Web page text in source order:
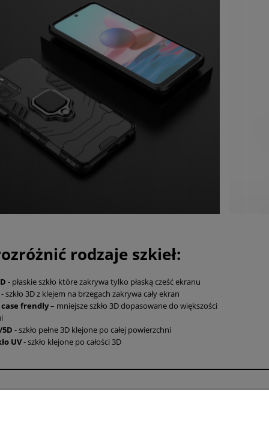
rodzaje szkieł:
- płaskie szkło które zakrywa tylko płaską cześć ekranu
- szkło 3D z klejem na brzegach zakrywa cały ekran
case frendly– mniejsze szkło 3D dopasowane do większości
- szkło pełne 3D klejone po całej powierzchni
UV- szkło klejone po całości 3D